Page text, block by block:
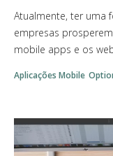
Atualmente, ter uma
empresas
mobile apps e os
Aplicações Mobile